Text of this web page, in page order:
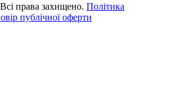
права захищено. Політика
публічної оферти